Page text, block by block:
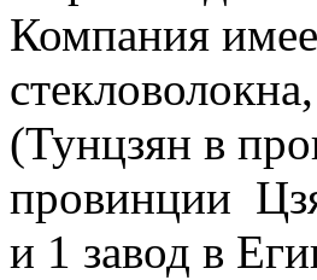
Компания
(Тунцзян в
провинции
и 1 завод в